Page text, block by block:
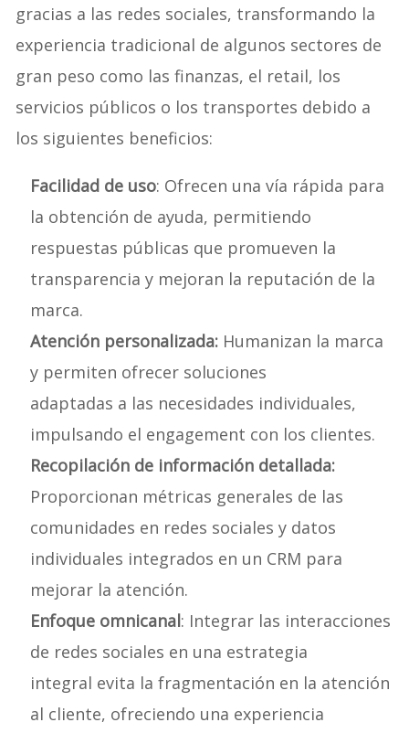
gracias a las redes sociales, transformando la
experiencia tradicional de algunos sectores de
gran peso como las finanzas, el retail, los
servicios públicos o los transportes debido a
los siguientes beneficios:
Facilidad de uso: Ofrecen una vía rápida para
la obtención de ayuda, permitiendo
respuestas públicas que promueven la
transparencia y mejoran la reputación de la
marca.
Atención personalizada: Humanizan la marca
y permiten ofrecer soluciones
adaptadas a las necesidades individuales,
impulsando el engagement con los clientes.
Recopilación de información detallada:
Proporcionan métricas generales de las
comunidades en redes sociales y datos
individuales integrados en un CRM para
mejorar la atención.
Enfoque omnicanal: Integrar las interacciones
de redes sociales en una estrategia
integral evita la fragmentación en la atención
al cliente, ofreciendo una experiencia